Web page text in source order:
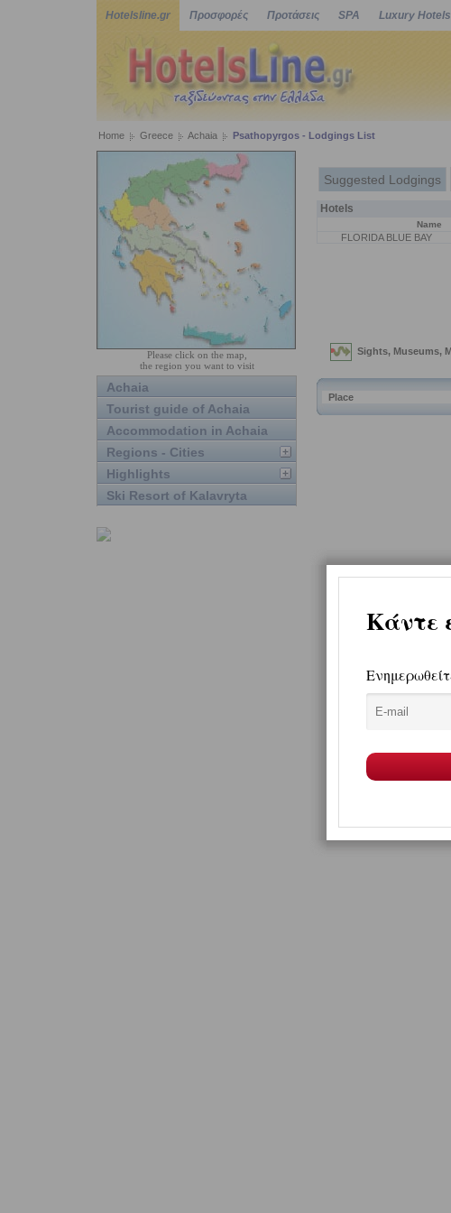
Hotelsline.gr Προσφορές Προτάσεις SPA Luxury Hotels
Home Greece Achaia Psathopyrgos - Lodgings List
Please click on the map,
the region you want to visit
Achaia
Tourist guide of Achaia
Accommodation in Achaia
Regions - Cities
Highlights
Ski Resort of Kalavryta
Suggested Lodgings
Hotels
Name
FLORIDA BLUE BAY